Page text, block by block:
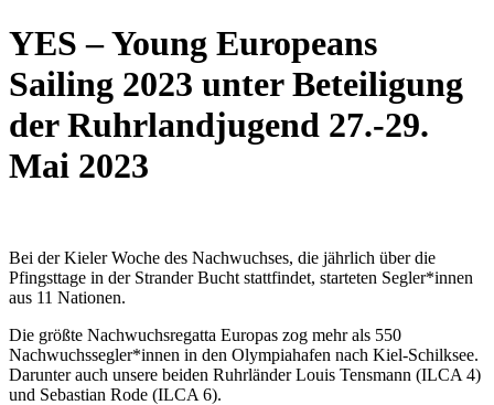
YES – Young Europeans
Sailing 2023 unter Beteiligung
der Ruhrlandjugend 27.-29.
Mai 2023
Bei der Kieler Woche des Nachwuchses, die jährlich über die
Pfingsttage in der Strander Bucht stattfindet, starteten Segler*innen
aus 11 Nationen.
Die größte Nachwuchsregatta Europas zog mehr als 550
Nachwuchssegler*innen in den Olympiahafen nach Kiel-Schilksee.
Darunter auch unsere beiden Ruhrländer Louis Tensmann (ILCA 4)
und Sebastian Rode (ILCA 6).